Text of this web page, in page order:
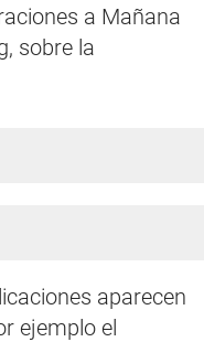
a Mañana
sobre la
aparecen
ejemplo el